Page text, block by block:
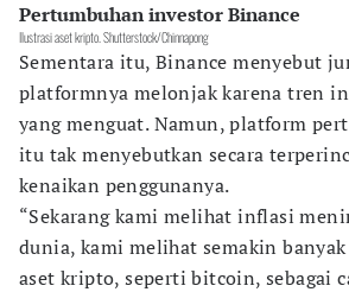
Pertumbuhan investor Binance
Ilustrasi aset kripto. Shutterstock/Chinnapong
Sementara itu, Binance menyebut
platformnya melonjak karena tren
yang menguat. Namun, platform
itu tak menyebutkan secara
kenaikan penggunanya.
“Sekarang kami melihat inflasi
dunia, kami melihat semakin
aset kripto, seperti bitcoin, sebagai